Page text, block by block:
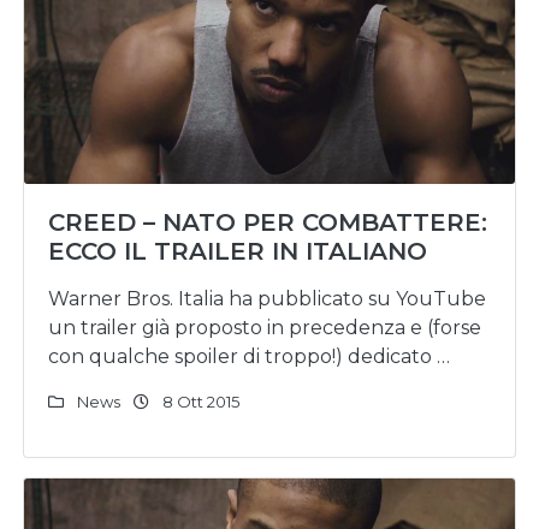
CREED – NATO PER COMBATTERE:
ECCO IL TRAILER IN ITALIANO
Warner Bros. Italia ha pubblicato su YouTube
un trailer già proposto in precedenza e (forse
con qualche spoiler di troppo!) dedicato …
News 8 Ott 2015